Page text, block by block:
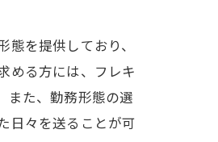
を提供しており、
める方には、フレキ
また、勤務形態の選
日々を送ることが可